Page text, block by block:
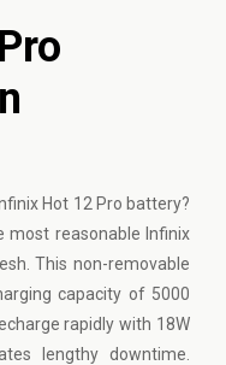
Hot 12 Pro battery?
most reasonable Infinix
This non-removable
capacity of 5000
rapidly with 18W
lengthy downtime.